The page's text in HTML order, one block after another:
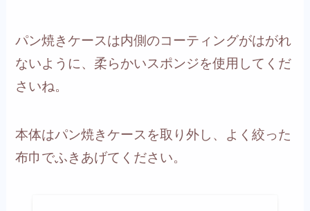
パン焼きケースは内側のコーティングがはがれ
ないように、柔らかいスポンジを使用してくだ
さいね。
本体はパン焼きケースを取り外し、よく絞った
布巾でふきあげてください。